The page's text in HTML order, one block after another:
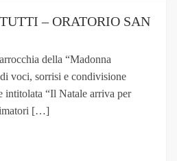
– ORATORIO SAN
della “Madonna
voci, sorrisi e condivisione
intitolata “Il Natale arriva per
[…]